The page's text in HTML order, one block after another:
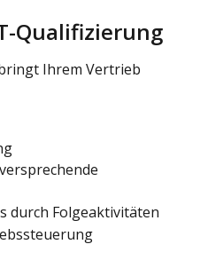
Qualifizierung
Ihrem Vertrieb
durch Folgeaktivitäten